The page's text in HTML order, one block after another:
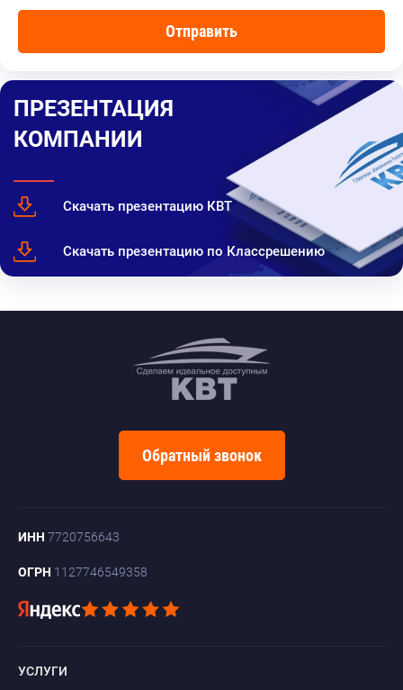
ПРЕЗЕНТАЦИЯ
КОМПАНИИ
Скачать презентацию КВТ
Скачать презентацию по Классрешению
Обратный звонок
ИНН 7720756643
ОГРН 1127746549358
УСЛУГИ